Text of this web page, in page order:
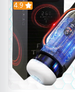
Hot
4.9